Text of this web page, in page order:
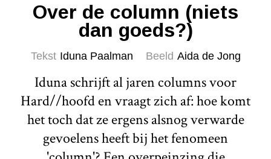
Over de column (niets
dan goeds?)
Tekst Iduna Paalman Beeld Aida de Jong
Iduna schrijft al jaren columns voor
Hard//hoofd en vraagt zich af: hoe komt
het toch dat ze ergens alsnog verwarde
gevoelens heeft bij het fenomeen